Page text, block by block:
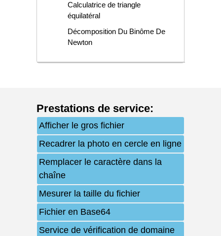
Calculatrice de triangle
équilatéral
Décomposition Du Binôme De
Newton
Prestations de service:
Afficher le gros fichier
Recadrer la photo en cercle en ligne
Remplacer le caractère dans la
chaîne
Mesurer la taille du fichier
Fichier en Base64
Service de vérification de domaine